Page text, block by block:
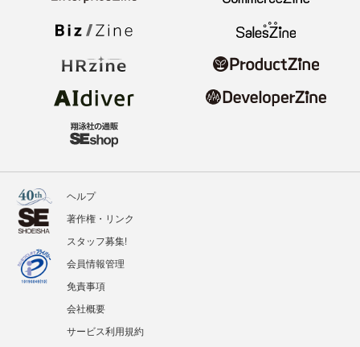
ヘルプ
著作権・リンク
スタッフ募集!
会員情報管理
免責事項
会社概要
サービス利用規約